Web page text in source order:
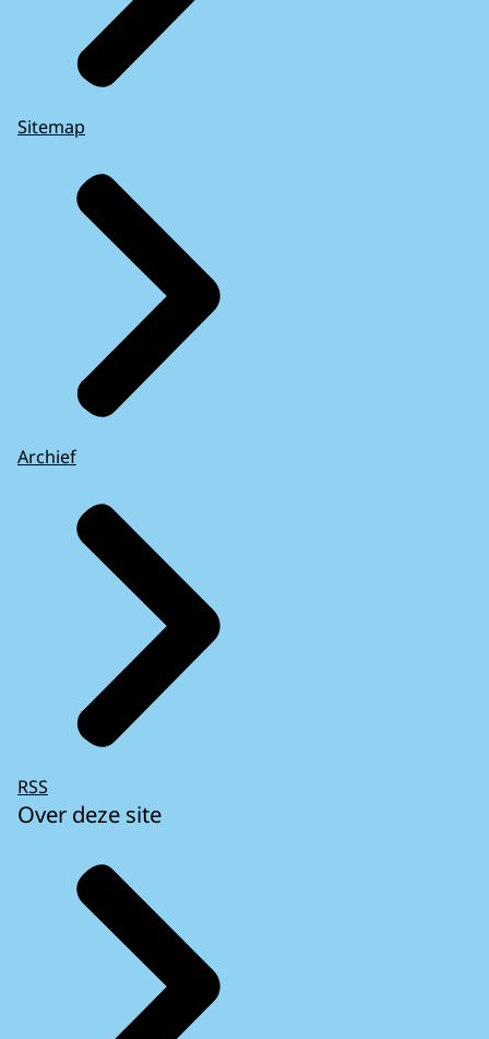
Sitemap
Archief
RSS
Over deze site